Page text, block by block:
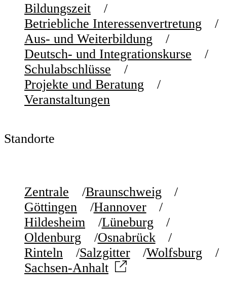
Bildungszeit
Betriebliche Interessenvertretung
Aus- und Weiterbildung
Deutsch- und Integrationskurse
Schulabschlüsse
Projekte und Beratung
Veranstaltungen
Standorte
Zentrale
Braunschweig
Göttingen
Hannover
Hildesheim
Lüneburg
Oldenburg
Osnabrück
Rinteln
Salzgitter
Wolfsburg
Sachsen-Anhalt